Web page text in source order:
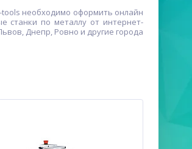
необходимо оформить онлайн
станки по металлу от интернет-
Днепр, Ровно и другие города